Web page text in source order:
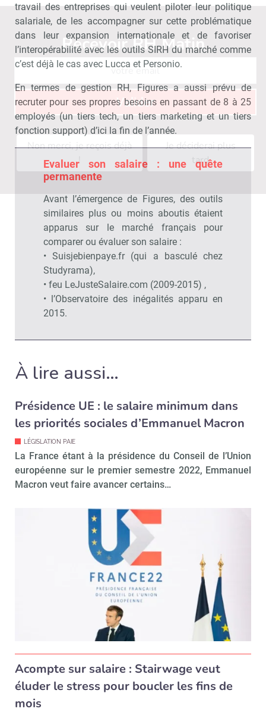
travail des entreprises qui veulent piloter leur politique
salariale, de les accompagner sur cette problématique
dans leur expansion internationale et de favoriser
l’interopérabilité avec les outils SIRH du marché comme
c’est déjà le cas avec Lucca et Personio.
En termes de gestion RH, Figures a aussi prévu de
recruter pour ses propres besoins en passant de 8 à 25
employés (un tiers tech, un tiers marketing et un tiers
fonction support) d’ici la fin de l’année.
Evaluer son salaire : une quête
permanente
Avant l’émergence de Figures, des outils
similaires plus ou moins aboutis étaient
apparus sur le marché français pour
comparer ou évaluer son salaire :
• Suisjebienpaye.fr (qui a basculé chez
Studyrama),
• feu LeJusteSalaire.com (2009-2015) ,
• l’Observatoire des inégalités apparu en
2015.
À lire aussi…
Présidence UE : le salaire minimum dans
les priorités sociales d’Emmanuel Macron
LÉGISLATION PAIE
La France étant à la présidence du Conseil de l’Union
européenne sur le premier semestre 2022, Emmanuel
Macron veut faire avancer certains…
Acompte sur salaire : Stairwage veut
éluder le stress pour boucler les fins de
mois
Recevoir RH MatinAbonnez-
Valider
Non merci, je reçois déjà
!
Je déciderai plus
tard